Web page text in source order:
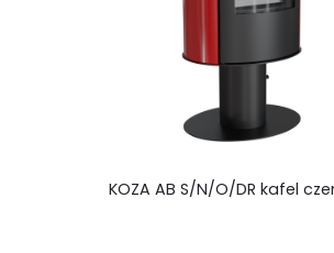
KOZA AB S/N/O/DR kafel